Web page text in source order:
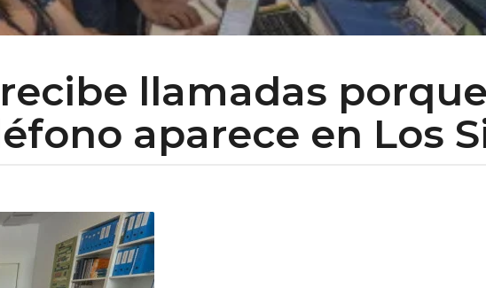
llamadas
aparece en Los